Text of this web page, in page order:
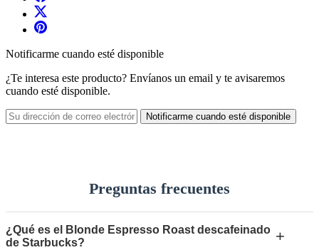
Notificarme cuando esté disponible
¿Te interesa este producto? Envíanos un email y te avisaremos
cuando esté disponible.
Notificarme cuando esté disponible
Preguntas frecuentes
¿Qué es el Blonde Espresso Roast descafeinado
de Starbucks?
+